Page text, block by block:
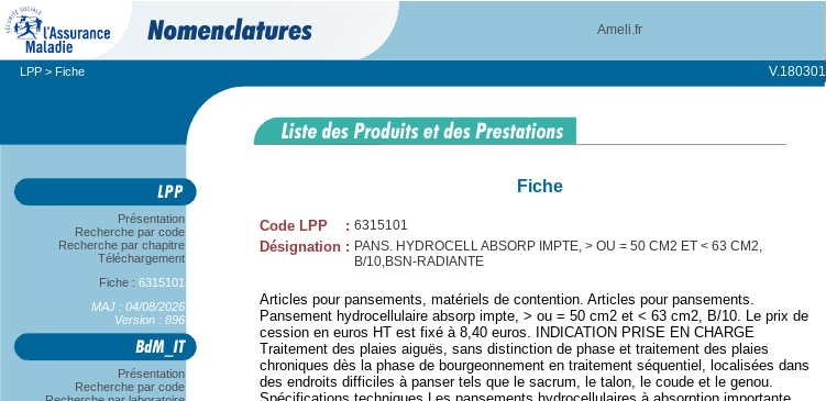
Ameli.fr
LPP > Fiche V.180301
Présentation
Recherche par code
Recherche par chapitre
Téléchargement
Fiche : 6315101
MAJ : 04/08/2026
Version : 896
Présentation
Recherche par code
Fiche
Code LPP : 6315101
Désignation : PANS. HYDROCELL ABSORP IMPTE, > OU = 50 CM2 ET < 63 CM2,
B/10,BSN-RADIANTE
Articles pour pansements, matériels de contention. Articles pour pansements.
Pansement hydrocellulaire absorp impte, > ou = 50 cm2 et < 63 cm2, B/10. Le prix de
cession en euros HT est fixé à 8,40 euros. INDICATION PRISE EN CHARGE
Traitement des plaies aiguës, sans distinction de phase et traitement des plaies
chroniques dès la phase de bourgeonnement en traitement séquentiel, localisées dans
des endroits difficiles à panser tels que le sacrum, le talon, le coude et le genou.